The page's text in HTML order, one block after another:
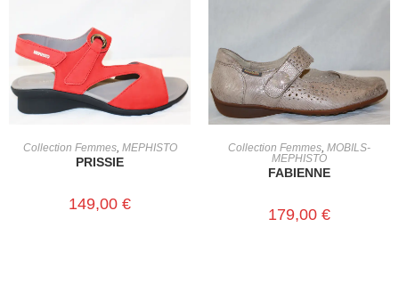
CHOIX DES OPTIONS
Collection Femmes, MEPHISTO
PRISSIE
149,00 €
CHOIX DES OPTIONS
Collection Femmes MOBILS-
MEPHISTO
FABIENNE
179,00 €